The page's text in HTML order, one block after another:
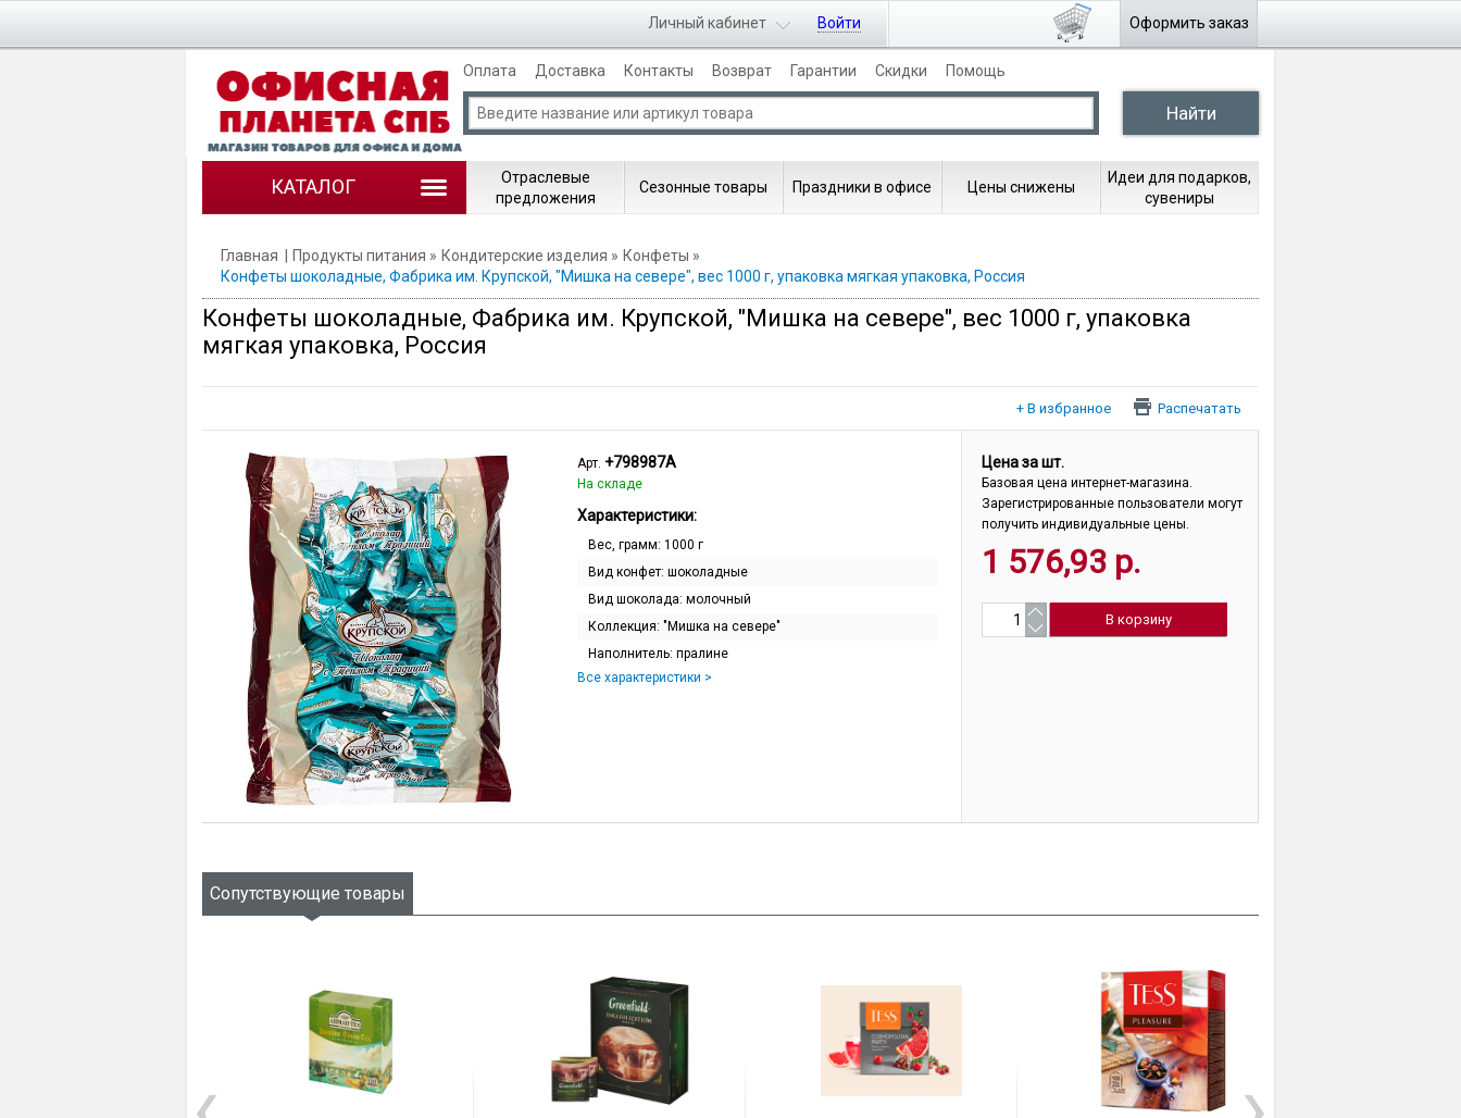
Оформить заказ
Войти
Личный кабинет
Оплата Доставка Контакты Возврат Гарантии Скидки Помощь
КАТАЛОГ
Отраслевые
предложения
Сезонные товары Праздники в офисе Цены снижены
Идеи для подарков,
сувениры
Главная Продукты питания Кондитерские изделия
Конфеты
Конфеты шоколадные, Фабрика им. Крупской, "Мишка на севере", вес 1000 г, упаковка мягкая упаковка, Россия
Конфеты шоколадные, Фабрика им. Крупской, "Мишка на севере", вес 1000 г, упаковка
мягкая упаковка, Россия
Распечатать
Арт. +798987A
На складе
Характеристики:
Вес, грамм: 1000 г
Вид конфет: шоколадные
Вид шоколада: молочный
Коллекция: "Мишка на севере"
Наполнитель: пралине
Все характеристики >
Цена за шт.
Базовая цена интернет-магазина.
Зарегистрированные пользователи могут
получить индивидуальные цены.
1 576,93 р.
Сопутствующие товары